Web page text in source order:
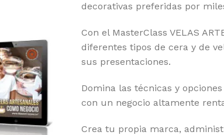
decorativas preferidas por
Con el MasterClass VELAS
diferentes tipos de cera y de
sus presentaciones.
Domina las técnicas y
con un negocio altamente
Crea tu propia marca,